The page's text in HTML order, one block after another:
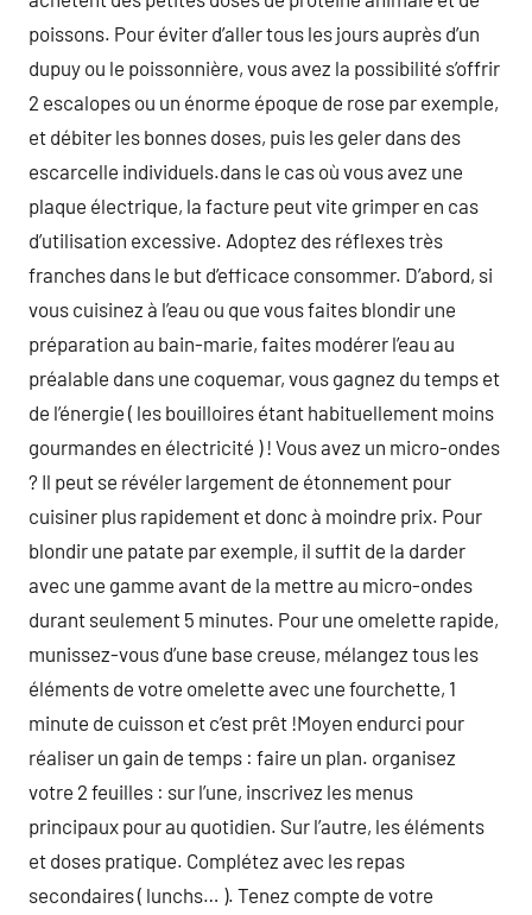
poissons. Pour éviter d’aller tous les jours auprès d’un
dupuy ou le poissonnière, vous avez la possibilité s’offrir
2 escalopes ou un énorme époque de rose par exemple,
et débiter les bonnes doses, puis les geler dans des
escarcelle individuels.dans le cas où vous avez une
plaque électrique, la facture peut vite grimper en cas
d’utilisation excessive. Adoptez des réflexes très
franches dans le but d’efficace consommer. D’abord, si
vous cuisinez à l’eau ou que vous faites blondir une
préparation au bain-marie, faites modérer l’eau au
préalable dans une coquemar, vous gagnez du temps et
de l’énergie ( les bouilloires étant habituellement moins
gourmandes en électricité ) ! Vous avez un micro-ondes
? Il peut se révéler largement de étonnement pour
cuisiner plus rapidement et donc à moindre prix. Pour
blondir une patate par exemple, il suffit de la darder
avec une gamme avant de la mettre au micro-ondes
durant seulement 5 minutes. Pour une omelette rapide,
munissez-vous d’une base creuse, mélangez tous les
éléments de votre omelette avec une fourchette, 1
minute de cuisson et c’est prêt !Moyen endurci pour
réaliser un gain de temps : faire un plan. organisez
votre 2 feuilles : sur l’une, inscrivez les menus
principaux pour au quotidien. Sur l’autre, les éléments
et doses pratique. Complétez avec les repas
secondaires ( lunchs… ). Tenez compte de votre